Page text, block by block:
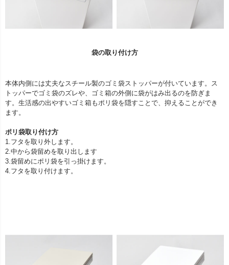
袋の取り付け方
本体内側には丈夫なスチール製のゴミ袋ストッパーが付いています。ス
トッパーでゴミ袋のズレや、ゴミ箱の外側に袋がはみ出るのを防ぎま
す。生活感の出やすいゴミ箱もポリ袋を隠すことで、抑えることができ
ます。
ポリ袋取り付け方
1.フタを取り外します。
2.中から袋留めを取り出します
3.袋留めにポリ袋を引っ掛けます。
4.フタを取り付けます。